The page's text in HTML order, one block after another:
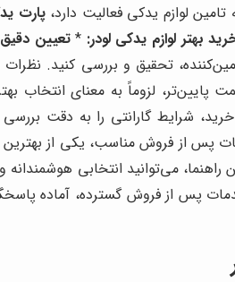
لوازم یدکی فعالیت دارد،پارت
بهتر لوازم یدکی لودر: *تعیین دقیق
تحقیق و بررسی کنید.
پایین‌تر، لزوماً به معنای انتخاب
خرید، شرایط گارانتی را به دقت
پس از فروش مناسب، یکی از
می‌توانید انتخابی
پس از فروش گسترده، آماده